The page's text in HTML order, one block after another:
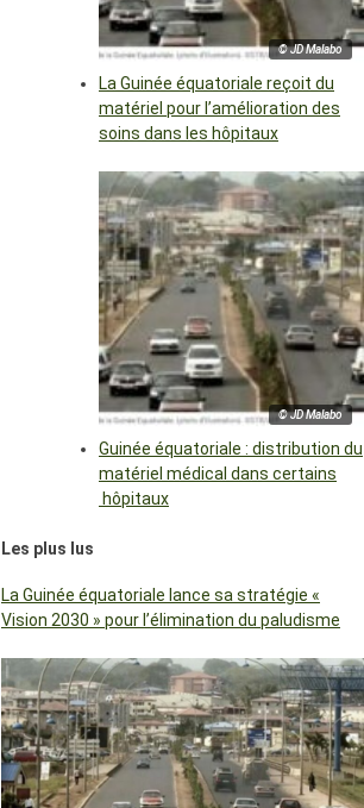
© JD Malabo
La Guinée équatoriale reçoit du
matériel pour l’amélioration des
soins dans les hôpitaux
© JD Malabo
Guinée équatoriale : distribution du
matériel médical dans certains
hôpitaux
Les plus lus
La Guinée équatoriale lance sa stratégie «
Vision 2030 » pour l’élimination du paludisme